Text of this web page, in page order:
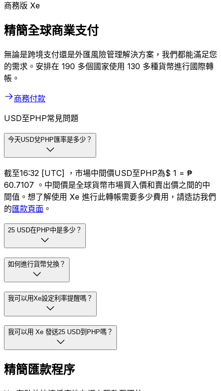
商務版 Xe
精簡全球商業支付
無論是跨境支付還是外匯風險管理解決方案，我們都能滿足您
的需求。安排在 190 多個國家使用 130 多種貨幣進行國際轉
帳。
商務付款
USD至PHP常見問題
今天USD兌PHP匯率是多少？
截至16:32 [UTC] ，市場中間價USD至PHP為$ 1 = ₱
60.7107 。中間價是全球貨幣市場買入價和賣出價之間的中
間值。想了解使用 Xe 進行此轉帳需要多少費用，請造訪我們
的匯款頁面 。
25 USD在PHP中是多少？
如何進行貨幣兌換？
我可以用Xe設定利率提醒嗎？
我可以用 Xe 發送25 USD到PHP嗎？
精簡匯款程序